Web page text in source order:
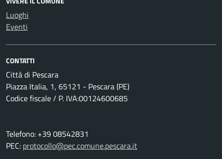
Luoghi
Eventi
CONTATTI
Città di Pescara
Piazza Italia, 1, 65121 - Pescara (PE)
Codice fiscale / P. IVA:00124600685
Telefono: +39 08542831
PEC: protocollo@pec.comune.pescara.it